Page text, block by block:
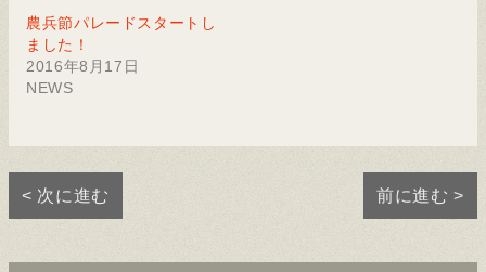
き
ま
す)
さ
(新
し
ド
で
き
農兵節パレードスタートし
ました！
2016年8月17日
NEWS
前に進む >
< 次に進む